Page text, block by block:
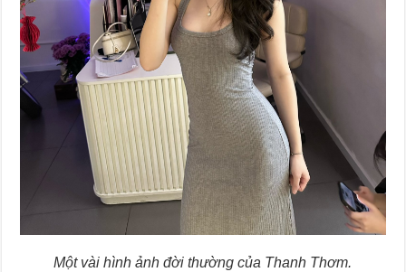
Một vài hình ảnh đời thường của Thanh Thơm.